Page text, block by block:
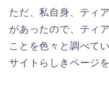
ただ、私自身、ティ
があったので、ティ
ことを色々と調べて
サイトらしきページ